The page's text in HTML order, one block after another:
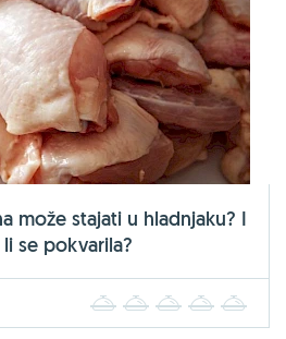
može stajati u hladnjaku? I
se pokvarila?
2 3 4